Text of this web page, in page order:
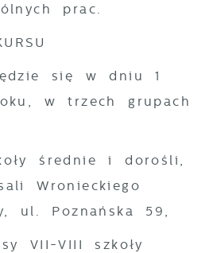
prac.
się w dniu 1
w trzech grupach
średnie i dorośli,
Wronieckiego
ul. Poznańska 59,
VII-VIII szkoły